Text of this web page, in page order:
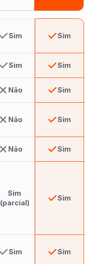
Sim Sim
Sim Sim
Não Sim
Não Sim
Não Sim
Sim
(parcial)
Sim
Sim Sim